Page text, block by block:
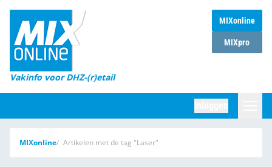
MIXonline
MIXpro
Vakinfo voor DHZ-(r)etail
Home
Magazines
DHZ Sessie
Marktcijfers
MIXonline Artikelen met de tag "Laser"